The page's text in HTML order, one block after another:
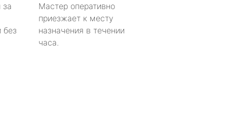
за
без
Мастер оперативно
приезжает к месту
назначения в течении
часа.